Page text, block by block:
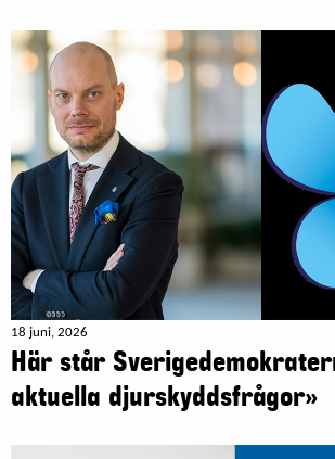
18 juni, 2026
Här står
aktuella djurskyddsfrågor»